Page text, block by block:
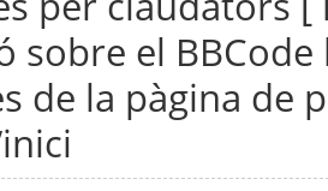
sobre el
de la pàgina de